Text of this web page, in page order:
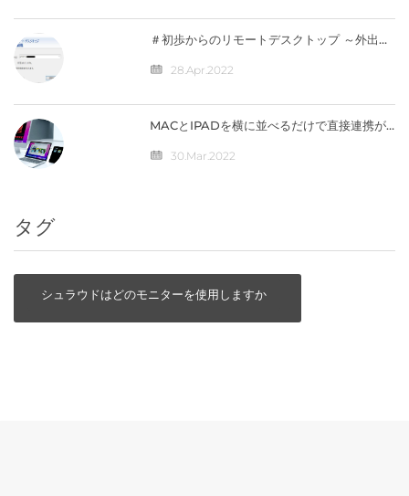
＃初歩からのリモートデスクトップ ～外出先
28.Apr.2022
MACとIPADを横に並べるだけで直接連携が
仕組みとは？
30.Mar.2022
タグ
シュラウドはどのモニターを使用しますか